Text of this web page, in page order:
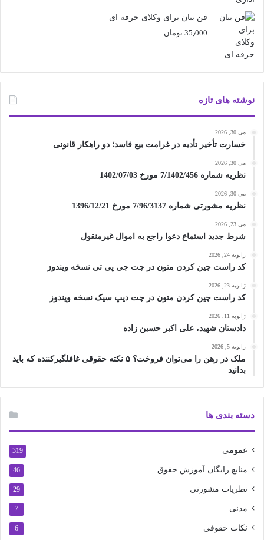
فن بیان برای وکلای حرفه ای
35٫000 تومان
نوشته های تازه
می 30, 2026
خسارت تأخیر تأدیه در غرامت بیع فاسد؛ دو راهکار قانونی
می 30, 2026
نظریه شماره 7/1402/456 مورخ 1402/07/03
می 30, 2026
نظریه مشورتی شماره 7/96/3137 مورخ 1396/12/21
می 23, 2026
شرط جدید استماع دعوا راجع به اموال غیرمنقول
ژانویه 24, 2026
کد راست چین کردن متون در چت جی پی تی نسخه ویندوز
ژانویه 23, 2026
کد راست چین کردن متون در چت دیپ سیک نسخه ویندوز
ژانویه 11, 2026
دادستان شهید، علی اکبر حسین زاده
ژانویه 5, 2026
ملک در رهن را می‌توان فروخت؟ ۵ نکته حقوقی غافلگیرکننده که باید
بدانید
دسته بندی ها
عمومی 319
منابع رایگان آموزش حقوق 46
نظریات مشورتی 29
مدنی 7
نکات حقوقی 6